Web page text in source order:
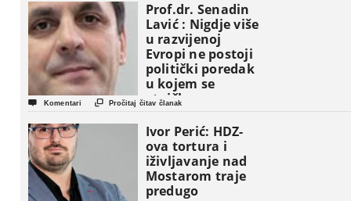
Prof.dr. Senadin
Lavić : Nigdje više
u razvijenoj
Evropi ne postoji
politički poredak
u kojem se
etničke grupe
pojavljuju kao
osnovne
političke jedinice
 Komentari  Pročitaj čitav članak
Ivor Perić: HDZ-
ova tortura i
iživljavanje nad
Mostarom traje
predugo